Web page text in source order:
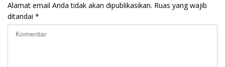
Alamat email Anda tidak akan dipublikasikan. Ruas yang wajib
ditandai *